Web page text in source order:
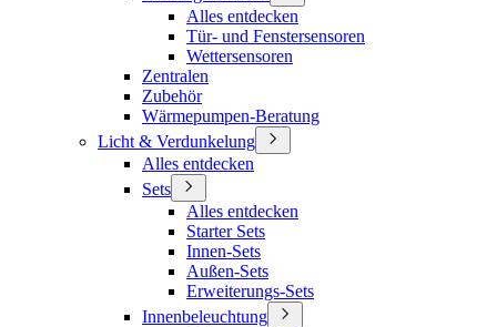
Alles entdecken
Tür- und Fenstersensoren
Wettersensoren
Zentralen
Zubehör
Wärmepumpen-Beratung
Licht & Verdunkelung
Alles entdecken
Sets
Alles entdecken
Starter Sets
Innen-Sets
Außen-Sets
Erweiterungs-Sets
Innenbeleuchtung